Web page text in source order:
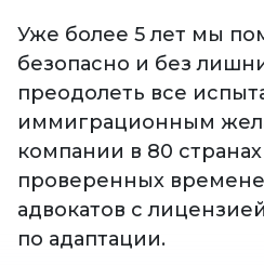
Уже более 5 лет мы
безопасно и без
преодолеть все
иммиграционным
компании в 80
проверенных
адвокатов с
по адаптации.